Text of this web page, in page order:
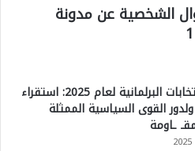
الشخصية عن مدونة
خارطة الانتخابات البرلمانية لعام 2025: استقراء
القوى السياسية الممثلة
ـاومة